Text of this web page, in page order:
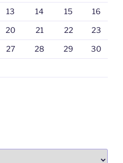
13 14 15 16
20 21 22 23
27 28 29 30